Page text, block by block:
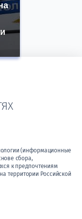
(информационные
сбора,
к предпочтениям
территории Российской